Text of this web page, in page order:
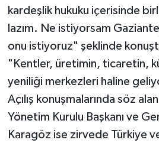
kardeşlik hukuku içerisinde
lazım. Ne istiyorsam
onu istiyoruz" şeklinde
"Kentler, üretimin, ticaretin,
yeniliği merkezleri haline
Açılış konuşmalarında söz
Yönetim Kurulu Başkanı ve
Karagöz ise zirvede Türkiye